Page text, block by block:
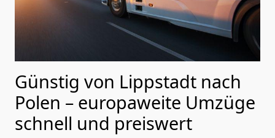
Günstig von Lippstadt nach
Polen – europaweite Umzüge
schnell und preiswert